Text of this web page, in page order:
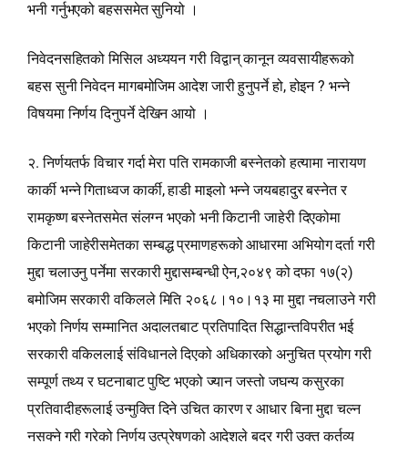
भनी गर्नुभएको बहससमेत सुनियो ।
निवेदनसहितको मिसिल अध्ययन गरी विद्वान्‌ कानून व्यवसायीहरूको
बहस सुनी निवेदन मागबमोजिम आदेश जारी हुनुपर्ने हो, होइन ? भन्‍ने
विषयमा निर्णय दिनुपर्ने देखिन आयो ।
२. निर्णयतर्फ विचार गर्दा मेरा पति रामकाजी बस्नेतको हत्यामा नारायण
कार्की भन्‍ने गिताध्वज कार्की, हाडी माइलो भन्‍ने जयबहादुर बस्नेत र
रामकृष्‍ण बस्नेतसमेत संलग्न भएको भनी किटानी जाहेरी दिएकोमा
किटानी जाहेरीसमेतका सम्बद्ध प्रमाणहरूको आधारमा अभियोग दर्ता गरी
मुद्दा चलाउनु पर्नेमा सरकारी मुद्दासम्बन्धी ऐन,२०४९ को दफा १७(२)
बमोजिम सरकारी वकिलले मिति २०६८।१०।१३ मा मुद्दा नचलाउने गरी
भएको निर्णय सम्मानित अदालतबाट प्रतिपादित सिद्धान्तविपरीत भई
सरकारी वकिललाई संविधानले दिएको अधिकारको अनुचित प्रयोग गरी
सम्पूर्ण तथ्य र घटनाबाट पुष्टि भएको ज्यान जस्तो जघन्य कसुरका
प्रतिवादीहरूलाई उन्मुक्ति दिने उचित कारण र आधार बिना मुद्दा चल्न
नसक्ने गरी गरेको निर्णय उत्प्रेषणको आदेशले बदर गरी उक्त कर्तव्य